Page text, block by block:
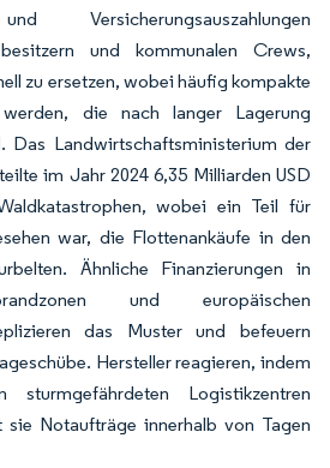
Versicherungsauszahlungen
und kommunalen Crews,
zu ersetzen, wobei häufig kompakte
die nach langer Lagerung
Das Landwirtschaftsministerium der
im Jahr 2024 6,35 Milliarden USD
wobei ein Teil für
war, die Flottenankäufe in den
Ähnliche Finanzierungen in
und europäischen
das Muster und befeuern
Hersteller reagieren, indem
Logistikzentren
Notaufträge innerhalb von Tagen